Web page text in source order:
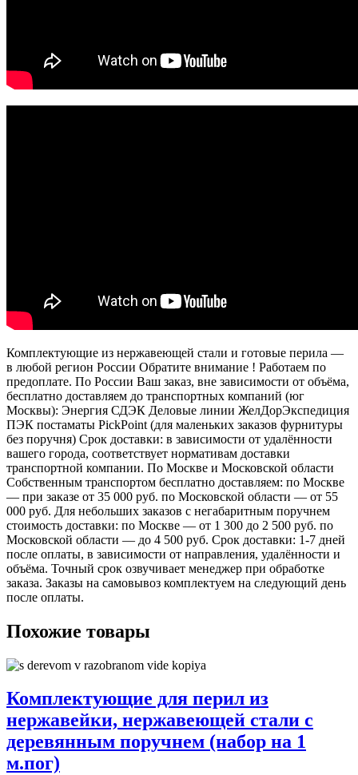
Комплектующие из нержавеющей стали и готовые перила —
в любой регион России Обратите внимание ! Работаем по
предоплате. По России Ваш заказ, вне зависимости от объёма,
бесплатно доставляем до транспортных компаний (юг
Москвы): Энергия СДЭК Деловые линии ЖелДорЭкспедиция
ПЭК постаматы PickPoint (для маленьких заказов фурнитуры
без поручня) Срок доставки: в зависимости от удалённости
вашего города, соответствует нормативам доставки
транспортной компании. По Москве и Московской области
Собственным транспортом бесплатно доставляем: по Москве
— при заказе от 35 000 руб. по Московской области — от 55
000 руб. Для небольших заказов с негабаритным поручнем
стоимость доставки: по Москве — от 1 300 до 2 500 руб. по
Московской области — до 4 500 руб. Срок доставки: 1-7 дней
после оплаты, в зависимости от направления, удалённости и
объёма. Точный срок озвучивает менеджер при обработке
заказа. Заказы на самовывоз комплектуем на следующий день
после оплаты.
Похожие товары
Комплектующие для перил из
нержавейки, нержавеющей стали с
деревянным поручнем (набор на 1
м.пог)